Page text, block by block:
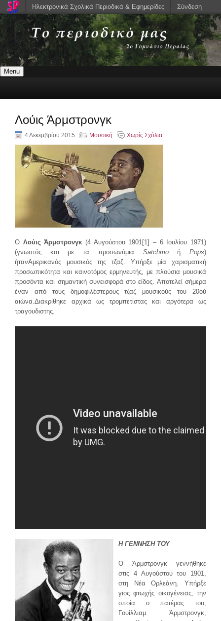
Menu
Λούις Άρμστρονγκ
4 Δεκεμβρίου 2015 Μουσική Χωρίς Σχόλια
Ο Λούις Άρμστρονγκ (4 Αυγούστου 1901 [1] – 6 Ιουλίου 1971)
(γνωστός και με τα προσωνύμια SatchmoήPops)
ήτανΑμερικανός μουσικός της τζαζ. Υπήρξε μία χαρισματική
προσωπικότητα και καινοτόμος ερμηνευτής, με πλούσια μουσικά
προσόντα και σημαντική συνεισφορά στο είδος. Αποτελεί σήμερα
έναν από τους δημοφιλέστερους τζαζ μουσικούς του 20ού
αιώνα.Διακρίθηκε αρχικά ως τρομπετίστας και αργότερα ως
τραγουδιστης.
Η ΓΕΝΝΗΣΗ ΤΟΥ
Ο Άρμστρονγκ γεννήθηκε
στις 4 Αυγούστου του 1901,
στη Νέα Ορλεάνη. Υπήρξε
γιος φτωχής οικογένειας, την
οποία ο πατέρας του,
Γουίλλιαμ Άρμστρονγκ,
Ηλεκτρονικά Σχολικά Περιοδικά & Εφημερίδες Σύνδεση